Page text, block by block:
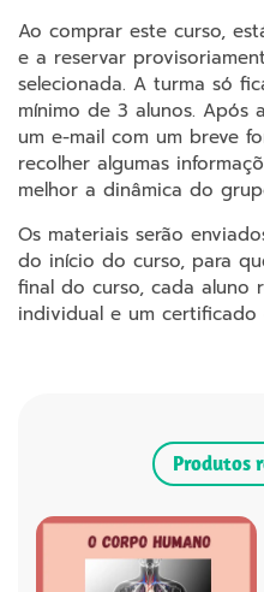
Ao comprar este curso,
e a reservar
selecionada. A turma só
mínimo de 3 alunos. Após
um e-mail com um breve
recolher algumas
melhor a dinâmica do
Os materiais serão
do início do curso, para
final do curso, cada aluno
individual e um
Produtos